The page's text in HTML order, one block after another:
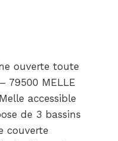
ouverte toute
79500 MELLE
accessible
de 3 bassins
couverte